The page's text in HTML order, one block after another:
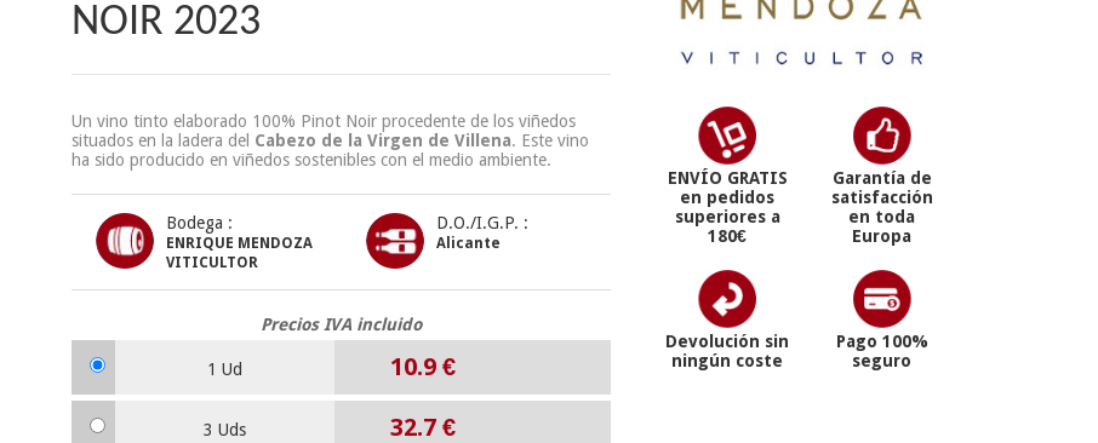
NOIR 2023
Un vino tinto elaborado 100% Pinot Noir procedente de los viñedos
situados en la ladera del Cabezo de la Virgen de Villena. Este vino
ha sido producido en viñedos sostenibles con el medio ambiente.
Bodega :
ENRIQUE MENDOZA
VITICULTOR
D.O./I.G.P. :
Alicante
Precios IVA incluido
1 Ud 10.9 €
3 Uds 32.7 €
ENVÍO GRATIS
en pedidos
superiores a
180€
Garantía de
satisfacción
en toda
Europa
Devolución sin
ningún coste
Pago 100%
seguro